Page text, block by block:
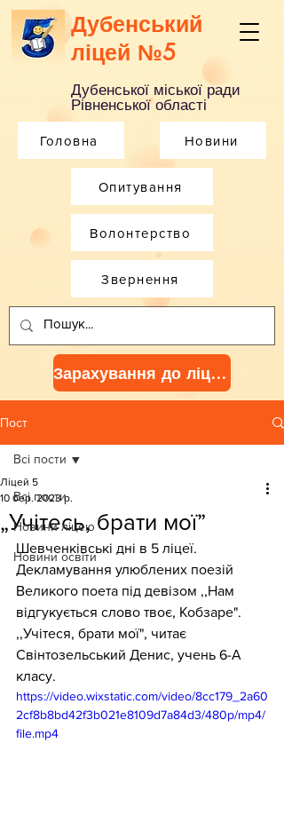
Дубенський
ліцей №5
Дубенської міської ради
Рівненської області
Головна Новини
Опитування
Зарахування до ліцею
Волонтерство
Звернення
Пост
Всі пости
Новини ліцею
Новини освіти
Всі пости
„Учітесь, брати мої”
Ліцей 5
10 бер. 2023 р.
Шевченківські дні в 5 ліцеї.
Декламування улюблених поезій
Великого поета під девізом ,,Нам
відгукується слово твоє, Кобзаре".
,,Учітеся, брати мої", читає
Свінтозельський Денис, учень 6-А
класу.
https://video.wixstatic.com/video/8cc179_2a60
2cf8b8bd42f3b021e8109d7a84d3/480p/mp4/
file.mp4